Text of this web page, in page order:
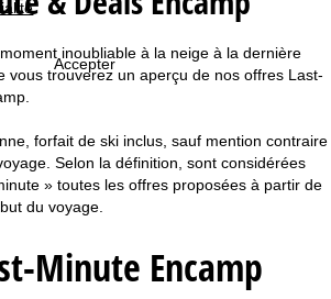
.
Accepter
inoubliable à la neige à la dernière
vous trouverez un aperçu de nos offres Last-
forfait de ski inclus, sauf mention contraire
Selon la définition, sont considérées
» toutes les offres proposées à partir de
du voyage.
Minute Encamp